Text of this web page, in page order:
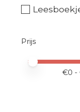
Prijs
Minimale
Price
€0 -